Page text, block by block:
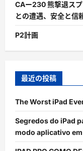
CAー230 熊撃退ス
との遭遇、安全と信
P2計画
最近の投稿
The Worst iPad
Segredos do iPad
modo aplicativo